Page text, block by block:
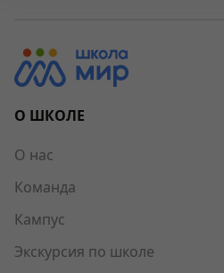
О ШКОЛЕ
О нас
Команда
Кампус
Экскурсия по школе